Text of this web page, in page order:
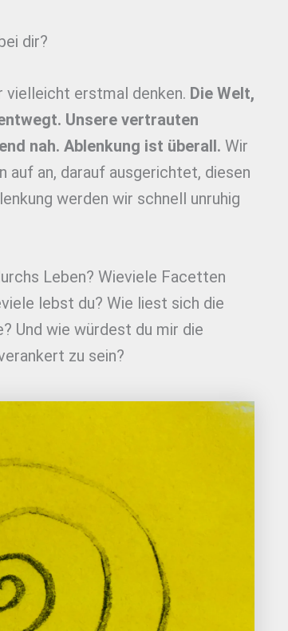
dir?
vielleicht erstmal denken. Die Welt,
Unsere vertrauten
nah. Ablenkung ist überall. Wir
auf an, darauf ausgerichtet, diesen
werden wir schnell unruhig
Leben? Wieviele Facetten
lebst du? Wie liest sich die
Und wie würdest du mir die
zu sein?